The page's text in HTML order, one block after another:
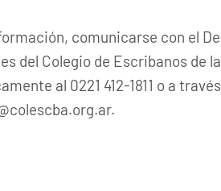
comunicarse con el
del Colegio de Escribanos de
al 0221 412-1811 o a